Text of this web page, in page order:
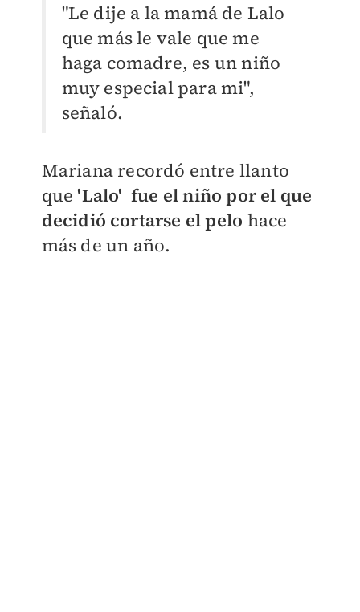
"Le dije a la mamá de Lalo
que más le vale que me
haga comadre, es un niño
muy especial para mi",
señaló.
Mariana recordó entre llanto
que'Lalo' fue el niño por el que
decidió cortarse el pelo hace
más de un año.